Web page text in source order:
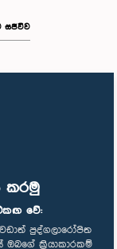
කරමු
වේ:
පුද්ගලාරෝපිත
ක්‍රියාකාරකම්
සජීවීව